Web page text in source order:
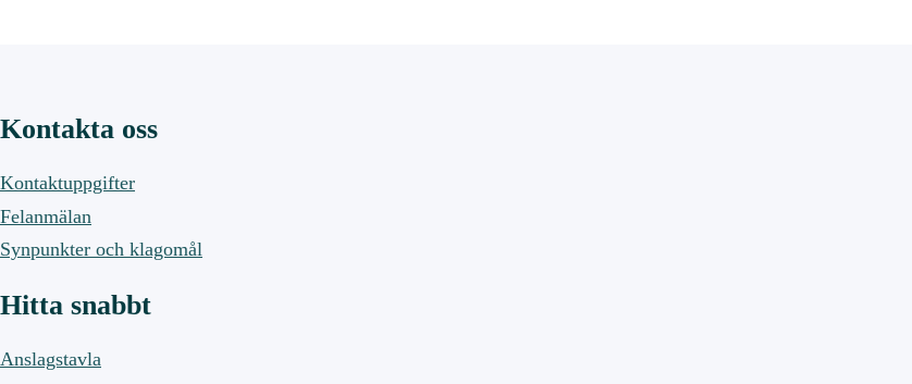
Kontakta oss
Kontaktuppgifter
Felanmälan
Synpunkter och klagomål
Hitta snabbt
Anslagstavla